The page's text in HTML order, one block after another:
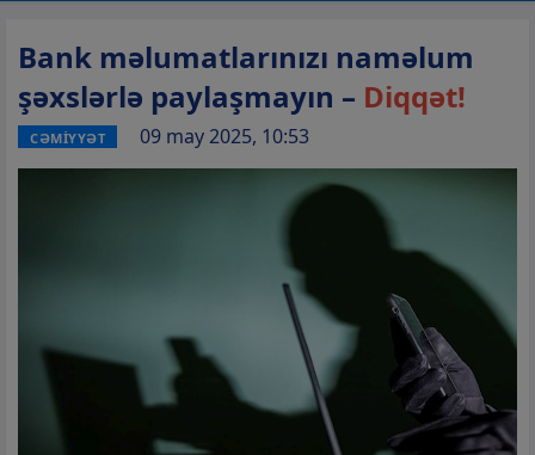
Bank məlumatlarınızı naməlum
şəxslərlə paylaşmayın – Diqqət!
CƏMİYYƏT 09 may 2025, 10:53